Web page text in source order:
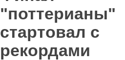
"поттерианы"
стартовал с
рекордами